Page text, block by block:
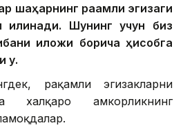
шаҳарнинг рақамли эгизаги
қилинади. Шунинг учун биз
иложи борича ҳисобга
у.
рақамли эгизакларни
халқаро ҳамкорликнинг